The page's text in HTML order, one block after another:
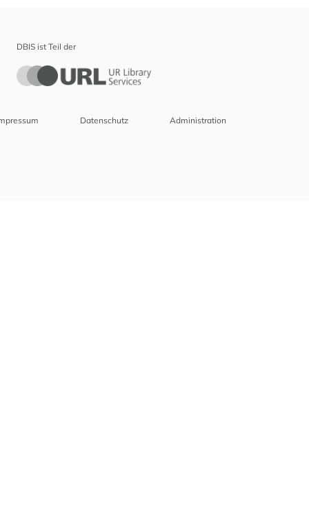
DBIS ist Teil der
Datenschutz Administration